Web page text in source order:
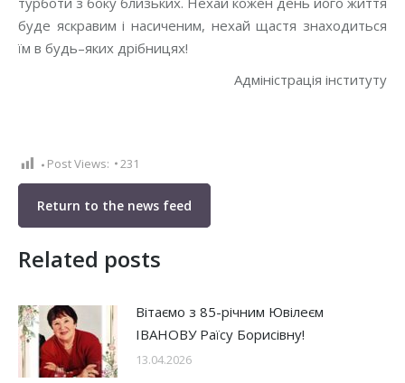
буде яскравим і насиченим, нехай щастя знаходиться
їм в будь–яких дрібницях!
Адміністрація інституту
Post Views: 231
Return to the news feed
Related posts
Вітаємо з 85-річним Ювілеєм
ІВАНОВУ Раїсу Борисівну!
13.04.2026